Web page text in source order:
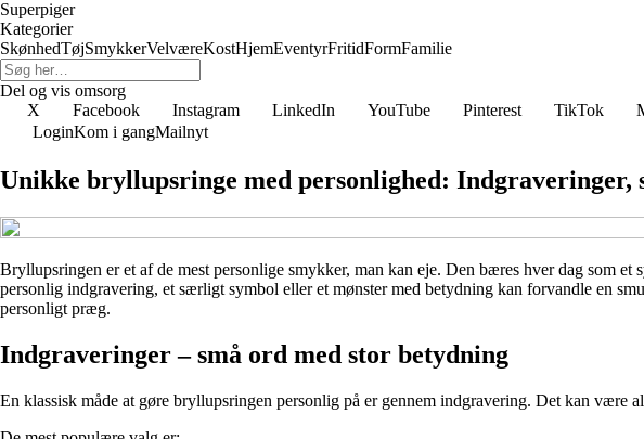
Superpiger
Kategorier
SkønhedTøjSmykkerVelværeKostHjemEventyrFritidFormFamilie
Del og vis omsorg
X
Facebook Instagram LinkedIn YouTube Pinterest TikTok
LoginKom i gangMailnyt
Unikke bryllupsringe med personlighed: Indgraveringer,
Bryllupsringen er et af de mest personlige smykker, man kan eje. Den bæres hver dag som
personlig indgravering, et særligt symbol eller et mønster med betydning kan forvandle en
personligt præg.
Indgraveringer – små ord med stor betydning
En klassisk måde at gøre bryllupsringen personlig på er gennem indgravering. Det kan